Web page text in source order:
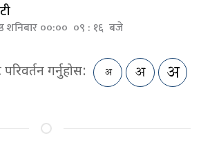
शनिबार ००:०० ०९ : १६ बजे
गर्नुहोस: